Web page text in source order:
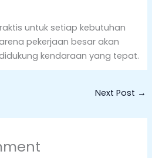
untuk setiap kebutuhan
pekerjaan besar akan
kendaraan yang tepat.
Next Post →